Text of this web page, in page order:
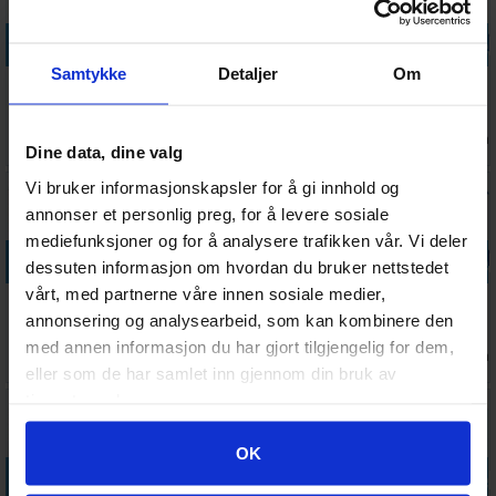
Samtykke Detaljer Om
Dine data, dine valg
Vi bruker informasjonskapsler for å gi innhold og
annonser et personlig preg, for å levere sosiale
mediefunksjoner og for å analysere trafikken vår. Vi deler
dessuten informasjon om hvordan du bruker nettstedet
vårt, med partnerne våre innen sosiale medier,
annonsering og analysearbeid, som kan kombinere den
med annen informasjon du har gjort tilgjengelig for dem,
eller som de har samlet inn gjennom din bruk av
Googles retningslinjer for personvern
OK
Disney
Photographs
Puslespill
245,-27.08.2026
Reading Nook
172,-
Legg i
Dragons
Antall på
Legg i handlekurven
Disney Lion
King 1000
biter
Puslespill
170,- Antall på
lager:2
Legg i handlekurven
Disney Castle
Jasmine 1000
biterAntall på
lager:3
Legg i handlekurven
EXIT Puzzle
The Deserted
Lighthouse
308,- Antall på
lager:3
Legg i
Pokemon
2000 biterAntall på
Legg i handlekurvenLegg i handlekurvenLegg i handlekurven
Legg i